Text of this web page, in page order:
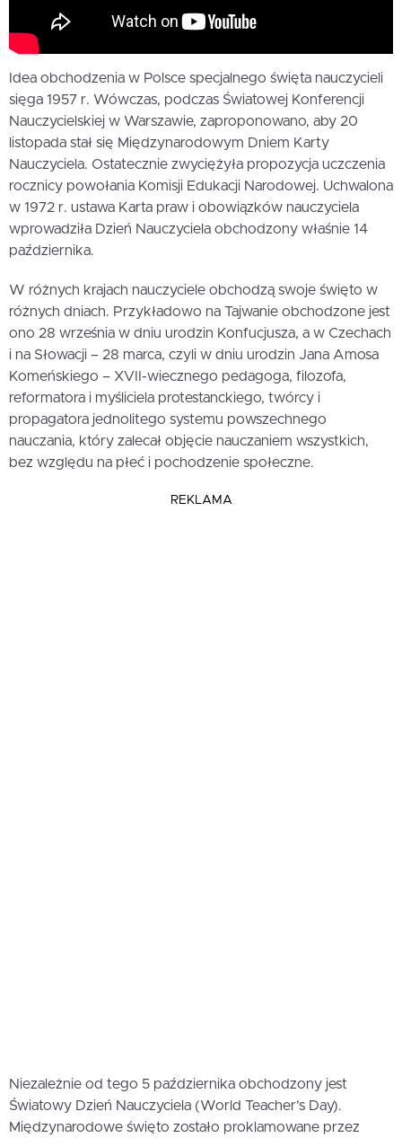
Idea obchodzenia w Polsce specjalnego święta nauczycieli
sięga 1957 r. Wówczas, podczas Światowej Konferencji
Nauczycielskiej w Warszawie, zaproponowano, aby 20
listopada stał się Międzynarodowym Dniem Karty
Nauczyciela. Ostatecznie zwyciężyła propozycja uczczenia
rocznicy powołania Komisji Edukacji Narodowej. Uchwalona
w 1972 r. ustawa Karta praw i obowiązków nauczyciela
wprowadziła Dzień Nauczyciela obchodzony właśnie 14
października.
W różnych krajach nauczyciele obchodzą swoje święto w
różnych dniach. Przykładowo na Tajwanie obchodzone jest
ono 28 września w dniu urodzin Konfucjusza, a w Czechach
i na Słowacji – 28 marca, czyli w dniu urodzin Jana Amosa
Komeńskiego – XVII-wiecznego pedagoga, filozofa,
reformatora i myśliciela protestanckiego, twórcy i
propagatora jednolitego systemu powszechnego
nauczania, który zalecał objęcie nauczaniem wszystkich,
bez względu na płeć i pochodzenie społeczne.
REKLAMA
Niezależnie od tego 5 października obchodzony jest
Światowy Dzień Nauczyciela (World Teacher’s Day).
Międzynarodowe święto zostało proklamowane przez